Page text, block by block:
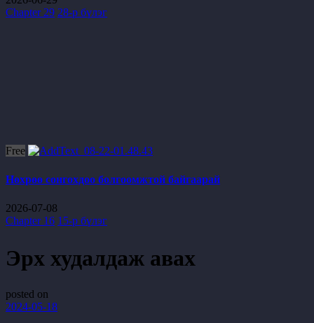
Chapter 29 28-р бүлэг
Free
Нөхрөө сонгохдоо болгоомжтой байгаарай
2026-07-08
Chapter 16 15-р бүлэг
Эрх худалдаж авах
posted on
2024-05-18